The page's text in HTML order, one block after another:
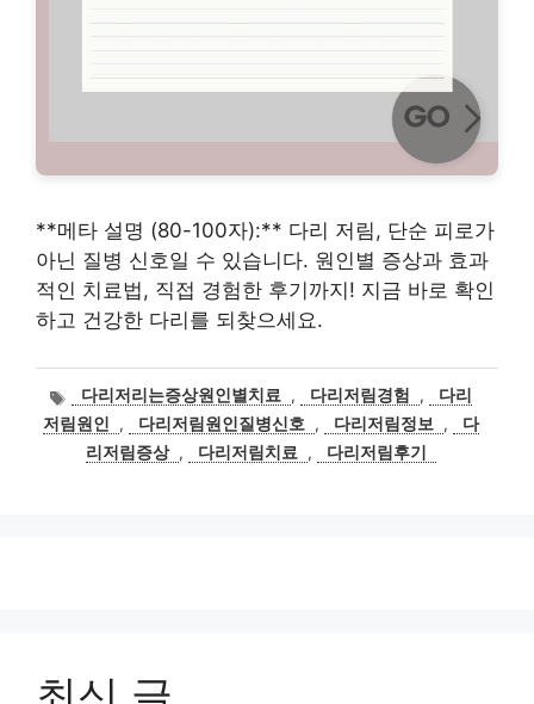
**메타 설명 (80-100자):** 다리 저림, 단순 피로가
아닌 질병 신호일 수 있습니다. 원인별 증상과 효과
적인 치료법, 직접 경험한 후기까지! 지금 바로 확인
하고 건강한 다리를 되찾으세요.
태
그
다리저리는증상원인별치료 , 다리저림경험 ,
다리
저림원인
, 다리저림원인질병신호 , 다리저림정보 ,
다
리저림증상 , 다리저림치료 , 다리저림후기